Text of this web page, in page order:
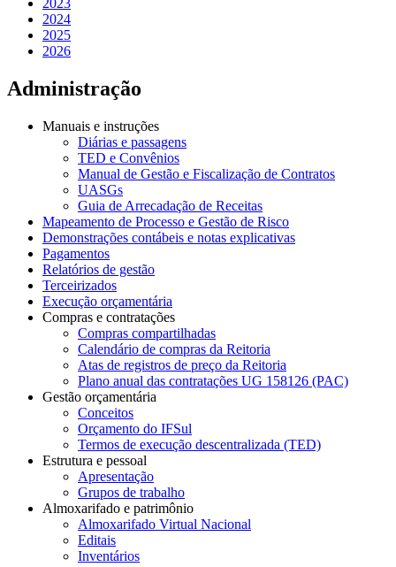
2024
2025
2026
Administração
Manuais e instruções
Diárias e passagens
TED e Convênios
Manual de Gestão e Fiscalização de Contratos
UASGs
Guia de Arrecadação de Receitas
Mapeamento de Processo e Gestão de Risco
Demonstrações contábeis e notas explicativas
Pagamentos
Relatórios de gestão
Terceirizados
Execução orçamentária
Compras e contratações
Compras compartilhadas
Calendário de compras da Reitoria
Atas de registros de preço da Reitoria
Plano anual das contratações UG 158126 (PAC)
Gestão orçamentária
Conceitos
Orçamento do IFSul
Termos de execução descentralizada (TED)
Estrutura e pessoal
Apresentação
Grupos de trabalho
Almoxarifado e patrimônio
Almoxarifado Virtual Nacional
Editais
Inventários